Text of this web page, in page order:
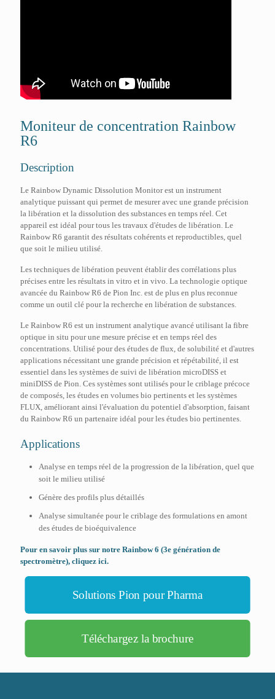
Moniteur de concentration Rainbow
R6
Description
Le Rainbow Dynamic Dissolution Monitor est un instrument
analytique puissant qui permet de mesurer avec une grande précision
la libération et la dissolution des substances en temps réel. Cet
appareil est idéal pour tous les travaux d'études de libération. Le
Rainbow R6 garantit des résultats cohérents et reproductibles, quel
que soit le milieu utilisé.
Les techniques de libération peuvent établir des corrélations plus
précises entre les résultats in vitro et in vivo. La technologie optique
avancée du Rainbow R6 de Pion Inc. est de plus en plus reconnue
comme un outil clé pour la recherche en libération de substances.
Le Rainbow R6 est un instrument analytique avancé utilisant la fibre
optique in situ pour une mesure précise et en temps réel des
concentrations. Utilisé pour des études de flux, de solubilité et d'autres
applications nécessitant une grande précision et répétabilité, il est
essentiel dans les systèmes de suivi de libération microDISS et
miniDISS de Pion. Ces systèmes sont utilisés pour le criblage précoce
de composés, les études en volumes bio pertinents et les systèmes
FLUX, améliorant ainsi l'évaluation du potentiel d'absorption, faisant
du Rainbow R6 un partenaire idéal pour les études bio pertinentes.
Applications
Analyse en temps réel de la progression de la libération, quel que
soit le milieu utilisé
Génère des profils plus détaillés
Analyse simultanée pour le criblage des formulations en amont
des études de bioéquivalence
Pour en savoir plus sur notre Rainbow 6 (3e génération de
spectromètre), cliquez ici.
Solutions Pion pour Pharma
Téléchargez la brochure